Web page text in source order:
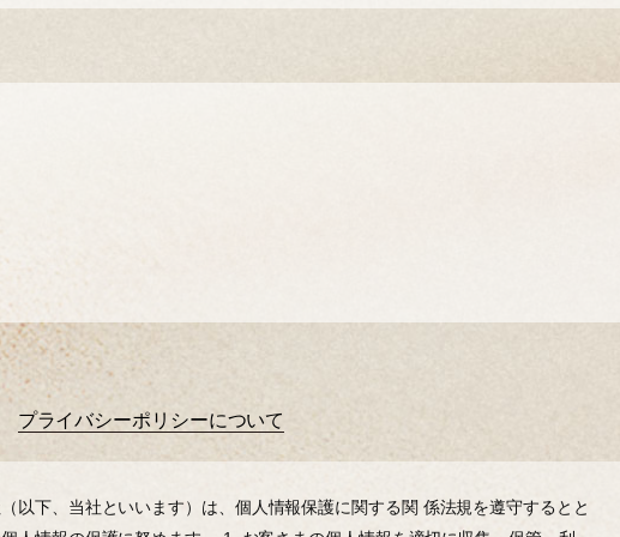
プライバシーポリシーについて
以下、当社といいます）は、個⼈情報保護に関する関 係法規を遵守するとと